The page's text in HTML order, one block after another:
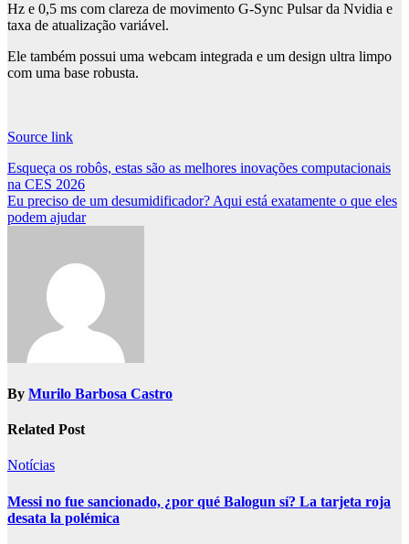
Hz e 0,5 ms com clareza de movimento G-Sync Pulsar da Nvidia e
taxa de atualização variável.
Ele também possui uma webcam integrada e um design ultra limpo
com uma base robusta.
Source link
Post
navigation
Esqueça os robôs, estas são as melhores inovações computacionais
na CES 2026
Eu preciso de um desumidificador? Aqui está exatamente o que eles
podem ajudar
By Murilo Barbosa Castro
Related Post
Notícias
Messi no fue sancionado, ¿por qué Balogun sí? La tarjeta roja
desata la polémica